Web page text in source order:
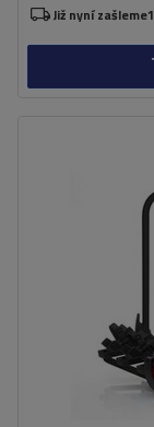
Již nyní zašleme
Nosnost plošiny pro
Maximální šířka
částečně skládací